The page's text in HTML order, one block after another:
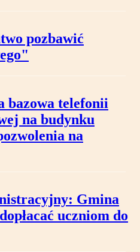
pozbawić
bazowa telefonii
na budynku
na
Gmina
uczniom do